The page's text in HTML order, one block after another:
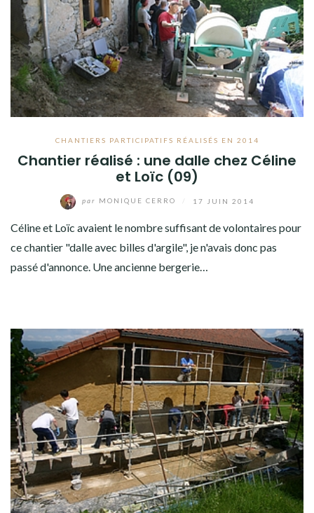
CHANTIERS PARTICIPATIFS RÉALISÉS EN 2014
Chantier réalisé : une dalle chez Céline
et Loïc (09)
par MONIQUE CERRO 17 JUIN 2014
Céline et Loïc avaient le nombre suffisant de volontaires pour
ce chantier "dalle avec billes d'argile", je n'avais donc pas
passé d'annonce. Une ancienne bergerie…